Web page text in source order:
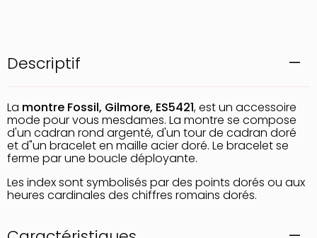
Descriptif
La montre Fossil, Gilmore, ES5421, est un accessoire
mode pour vous mesdames. La montre se compose
d'un cadran rond argenté, d'un tour de cadran doré
et d"un bracelet en maille acier doré. Le bracelet se
ferme par une boucle déployante.
Les index sont symbolisés par des points dorés ou aux
heures cardinales des chiffres romains dorés.